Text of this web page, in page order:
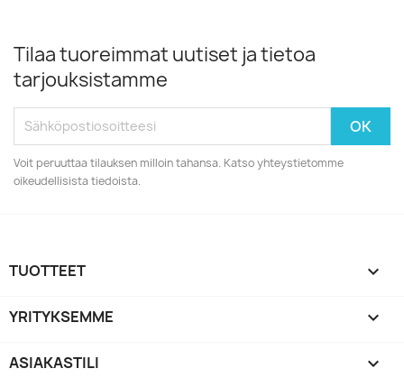
Tilaa tuoreimmat uutiset ja tietoa
tarjouksistamme
Voit peruuttaa tilauksen milloin tahansa. Katso yhteystietomme
oikeudellisista tiedoista.
TUOTTEET 
YRITYKSEMME 
ASIAKASTILI 